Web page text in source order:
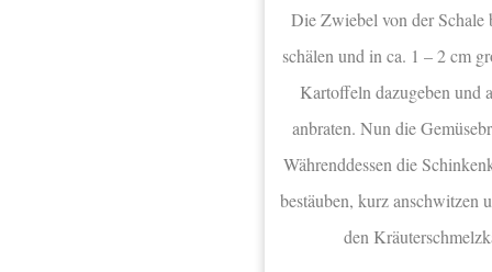
Die Zwiebel von der
schälen und in ca. 1 – 2 cm
Kartoffeln dazugeben und
anbraten. Nun die
Währenddessen die
bestäuben, kurz anschwitzen
den